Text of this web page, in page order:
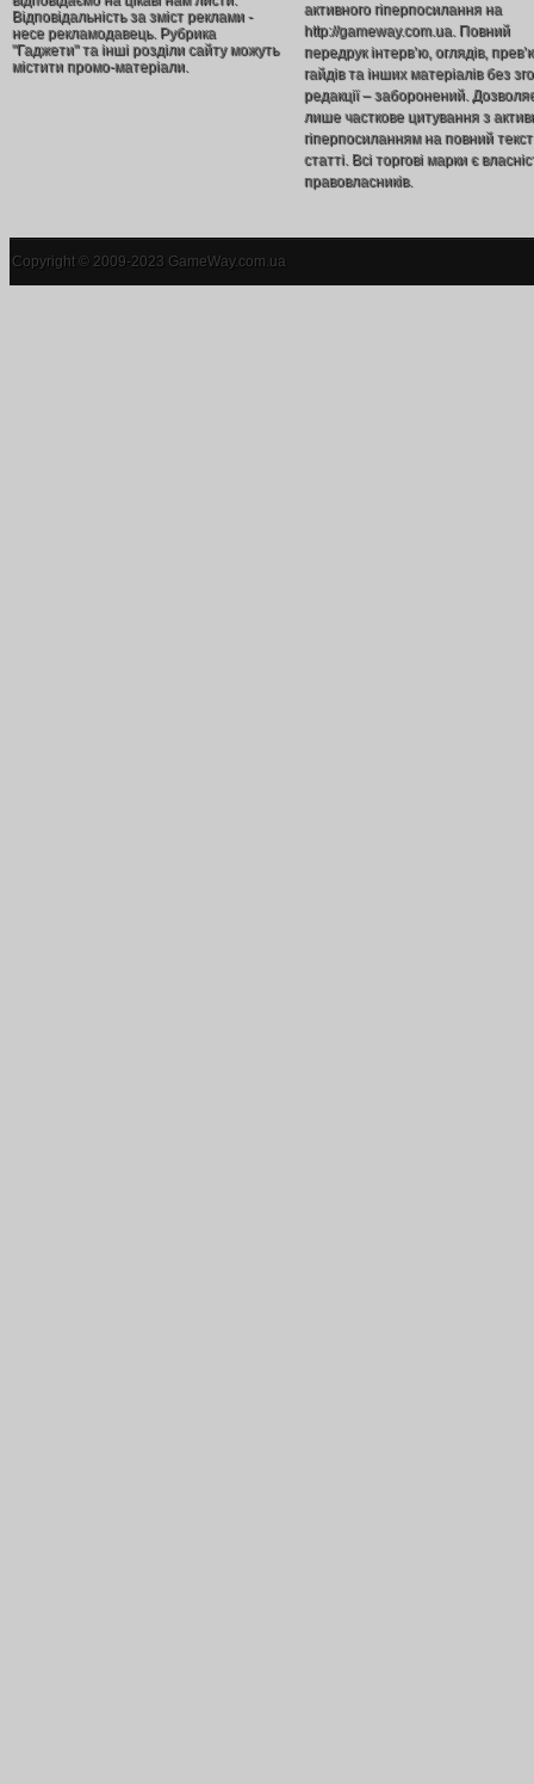
Відповідальність за зміст реклами -
несе рекламодавець. Рубрика
"Гаджети" та інші розділи сайту можуть
містити промо-матеріали.
активного гіперпосилання на
http://gameway.com.ua. Повний
передрук інтерв’ю, оглядів,
гайдів та інших матеріалів без
редакції – заборонений.
лише часткове цитування з
гіперпосиланням на повний текст
статті. Всі торгові марки є
правовласників.
Copyright © 2009-2023 GameWay.com.ua